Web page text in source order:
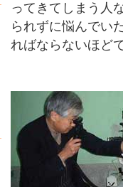
ってきてしまう人
られずに悩んでい
ればならないほど